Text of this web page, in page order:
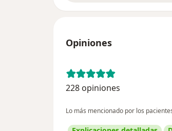
Opiniones
228 opiniones
Lo más mencionado por los